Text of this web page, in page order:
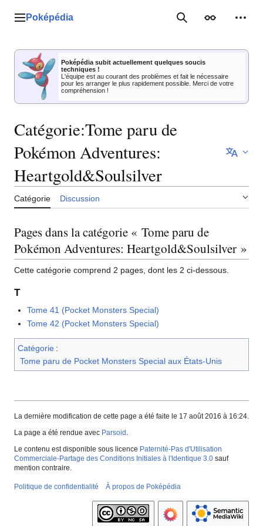
Menu principal
Poképédia RechercherApparence
Poképédia subit actuellement quelques soucis
techniques !
L'équipe est au courant des problèmes et fait le nécessaire
pour les arranger le plus rapidement possible. Merci de votre
compréhension !
Catégorie:Tome paru de
Pokémon Adventures:
Heartgold&Soulsilver
Catégorie Discussion
Pages dans la catégorie « Tome paru de
Pokémon Adventures: Heartgold&Soulsilver »
Cette catégorie comprend 2 pages, dont les 2 ci-dessous.
T
Tome 41 (Pocket Monsters Special)
Tome 42 (Pocket Monsters Special)
Catégorie :
Tome paru de Pocket Monsters Special aux États-Unis
La dernière modification de cette page a été faite le 17 août 2016 à 16:24.
La page a été rendue avec Parsoid .
Le contenu est disponible sous licence Paternité-Pas d'Utilisation
Commerciale-Partage des Conditions Initiales à l'Identique 3.0 sauf
mention contraire.
Politique de confidentialité À propos de Poképédia